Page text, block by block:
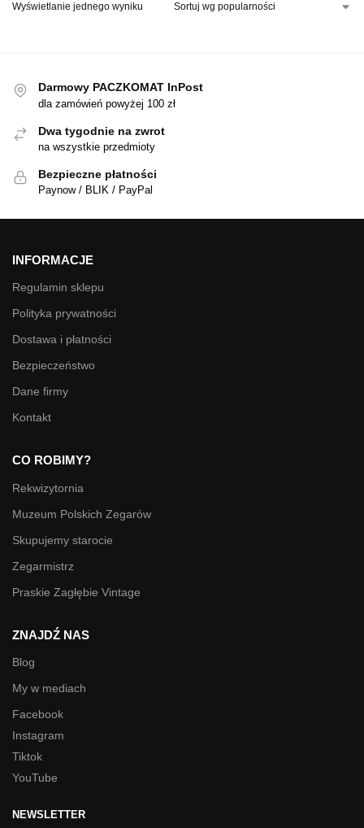
Wyświetlanie jednego wyniku
Darmowy PACZKOMAT InPost
dla zamówień powyżej 100 zł
Dwa tygodnie na zwrot
na wszystkie przedmioty
Bezpieczne płatności
Paynow / BLIK / PayPal
INFORMACJE
Regulamin sklepu
Polityka prywatności
Dostawa i płatności
Bezpieczeństwo
Dane firmy
Kontakt
CO ROBIMY?
Rekwizytornia
Muzeum Polskich Zegarów
Skupujemy starocie
Zegarmistrz
Praskie Zagłębie Vintage
ZNAJDŹ NAS
Blog
My w mediach
Facebook
Instagram
Tiktok
YouTube
NEWSLETTER